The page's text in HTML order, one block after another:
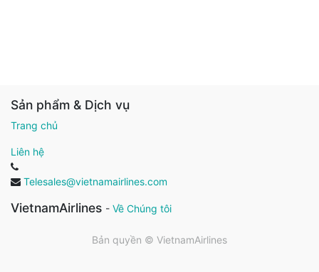
Sản phẩm & Dịch vụ
Trang chủ
Liên hệ
Telesales@vietnamairlines.com
VietnamAirlines - Về Chúng tôi
Bản quyền © VietnamAirlines